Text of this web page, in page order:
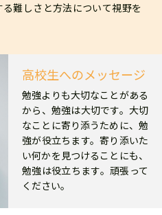
難しさと方法について視野を
高校生へのメッセージ
勉強よりも大切なことがある
から、勉強は大切です。大切
なことに寄り添うために、勉
強が役立ちます。寄り添いた
い何かを見つけることにも、
勉強は役立ちます。頑張って
ください。